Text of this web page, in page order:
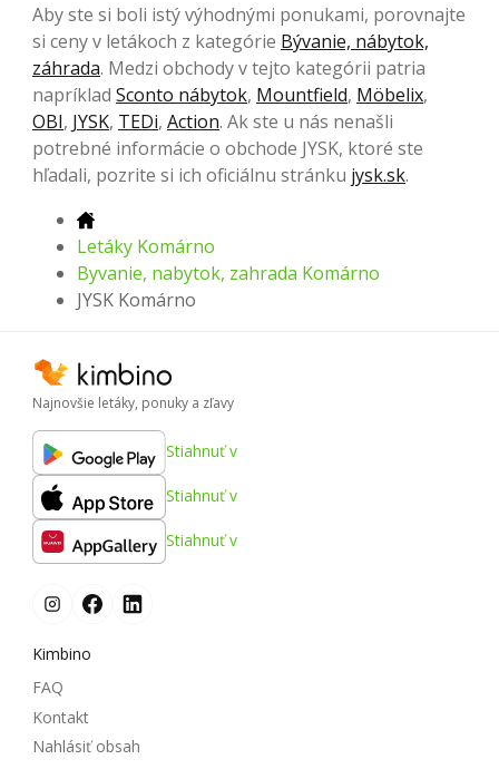
Aby ste si boli istý výhodnými ponukami, porovnajte
si ceny v letákoch z kategórie Bývanie, nábytok,
záhrada. Medzi obchody v tejto kategórii patria
napríklad Sconto nábytok, Mountfield, Möbelix,
OBI, JYSK, TEDi, Action. Ak ste u nás nenašli
potrebné informácie o obchode JYSK, ktoré ste
hľadali, pozrite si ich oficiálnu stránku jysk.sk.
Letáky Komárno
Byvanie, nabytok, zahrada Komárno
JYSK Komárno
Najnovšie letáky, ponuky a zľavy
Stiahnuť v
Stiahnuť v
Stiahnuť v
Kimbino
FAQ
Kontakt
Nahlásiť obsah